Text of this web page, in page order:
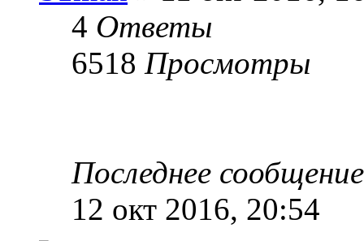
4 Ответы
6518 Просмотры
Последнее
12 окт 2016, 20:54